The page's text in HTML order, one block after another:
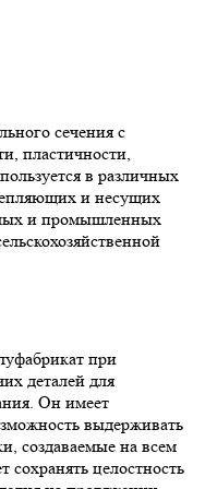
сечения с
пластичности,
в различных
и несущих
и промышленных
при
деталей для
Он имеет
выдерживать
создаваемые на всем
сохранять целостность